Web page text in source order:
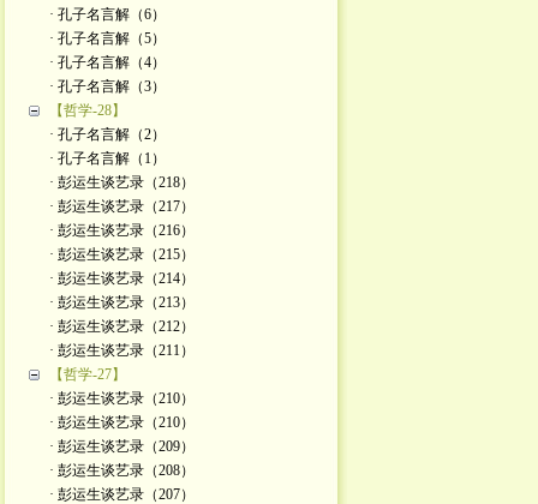
· 孔子名言解（6）
· 孔子名言解（5）
· 孔子名言解（4）
· 孔子名言解（3）
【哲学-28】
· 孔子名言解（2）
· 孔子名言解（1）
· 彭运生谈艺录（218）
· 彭运生谈艺录（217）
· 彭运生谈艺录（216）
· 彭运生谈艺录（215）
· 彭运生谈艺录（214）
· 彭运生谈艺录（213）
· 彭运生谈艺录（212）
· 彭运生谈艺录（211）
【哲学-27】
· 彭运生谈艺录（210）
· 彭运生谈艺录（210）
· 彭运生谈艺录（209）
· 彭运生谈艺录（208）
· 彭运生谈艺录（207）